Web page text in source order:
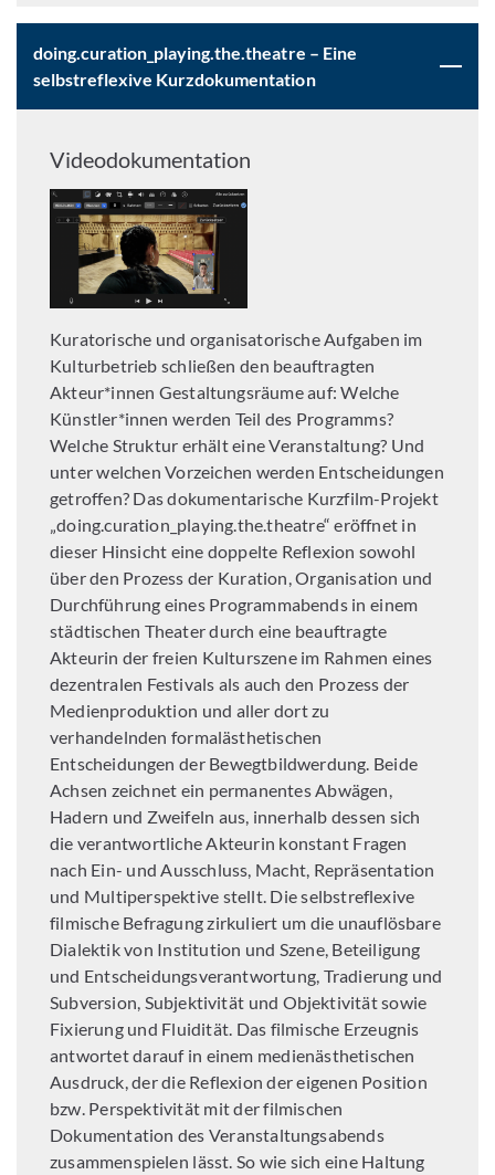
doing.curation_playing.the.theatre – Eine
selbstreflexive Kurzdokumentation
Videodokumentation
Kuratorische und organisatorische Aufgaben im
Kulturbetrieb schließen den beauftragten
Akteur*innen Gestaltungsräume auf: Welche
Künstler*innen werden Teil des Programms?
Welche Struktur erhält eine Veranstaltung? Und
unter welchen Vorzeichen werden Entscheidungen
getroffen? Das dokumentarische Kurzfilm-Projekt
„doing.curation_playing.the.theatre“ eröffnet in
dieser Hinsicht eine doppelte Reflexion sowohl
über den Prozess der Kuration, Organisation und
Durchführung eines Programmabends in einem
städtischen Theater durch eine beauftragte
Akteurin der freien Kulturszene im Rahmen eines
dezentralen Festivals als auch den Prozess der
Medienproduktion und aller dort zu
verhandelnden formalästhetischen
Entscheidungen der Bewegtbildwerdung. Beide
Achsen zeichnet ein permanentes Abwägen,
Hadern und Zweifeln aus, innerhalb dessen sich
die verantwortliche Akteurin konstant Fragen
nach Ein- und Ausschluss, Macht, Repräsentation
und Multiperspektive stellt. Die selbstreflexive
filmische Befragung zirkuliert um die unauflösbare
Dialektik von Institution und Szene, Beteiligung
und Entscheidungsverantwortung, Tradierung und
Subversion, Subjektivität und Objektivität sowie
Fixierung und Fluidität. Das filmische Erzeugnis
antwortet darauf in einem medienästhetischen
Ausdruck, der die Reflexion der eigenen Position
bzw. Perspektivität mit der filmischen
Dokumentation des Veranstaltungsabends
zusammenspielen lässt. So wie sich eine Haltung